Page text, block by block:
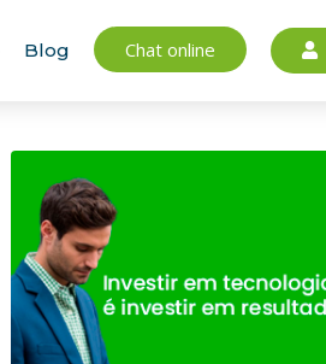
Blog Chat online